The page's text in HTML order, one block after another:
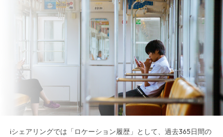
iシェアリングでは「ロケーション履歴」として、過去365日間の